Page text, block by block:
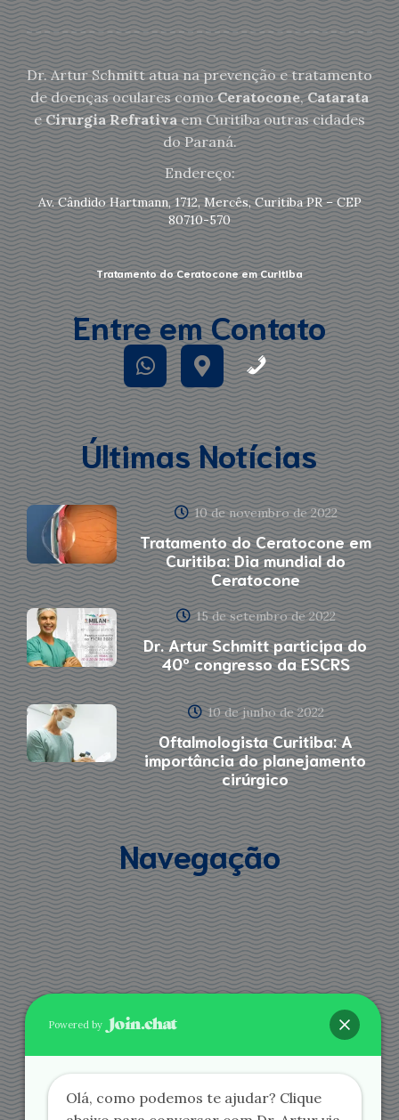
Dr. Artur Schmitt atua na prevenção e tratamento
de doenças oculares comoCeratocone,Catarata
eCirurgia Refrativaem Curitiba outras cidades
do Paraná.
Endereço:
Av. Cândido Hartmann, 1712, Mercês, Curitiba PR – CEP
80710-570
Tratamento do Ceratocone em Curitiba
Entre em Contato
Últimas Notícias
10 de novembro de 2022
Tratamento do Ceratocone em
Curitiba: Dia mundial do
Ceratocone
15 de setembro de 2022
Dr. Artur Schmitt participa do
40º congresso da ESCRS
10 de junho de 2022
Oftalmologista Curitiba: A
importância do planejamento
cirúrgico
Navegação
Agende via Whatsapp
Powered by
Olá, como podemos te ajudar? Clique